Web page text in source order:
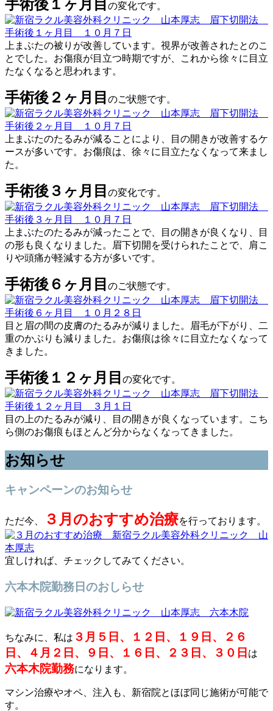
手術後１ヶ月目 の変化です。
上まぶたの被りが改善しています。視界が改善されたとのこ
とでした。お傷痕が目立つ時期ですが、これから徐々に目立
たなくなると思われます。
手術後２ヶ月目 のご状態です。
上まぶたのたるみが減ることにより、目の開きが改善するケ
ースが多いです。お傷痕は、徐々に目立たなくなって来まし
た。
手術後３ヶ月目 の変化です。
上まぶたのたるみが減ったことで、目の開きが良くなり、目
の形も良くなりました。眉下切開を受けられたことで、肩こ
りや頭痛が軽減する方が多いです。
手術後６ヶ月目 のご状態です。
目と眉の間の皮膚のたるみが減りました。眉毛が下がり、二
重のかぶりも減りました。お傷痕は徐々に目立たなくなって
きました。
手術後１２ヶ月目 の変化です。
目の上のたるみが減り、目の開きが良くなっています。こち
ら側のお傷痕もほとんど分からなくなってきました。
お知らせ
キャンペーンのお知らせ
ただ今、 ３月のおすすめ治療を行っております。
宜しければ、チェックしてみてください。
六本木院勤務日のおしらせ
ちなみに、私は ３月５日、１２日、１９日、２６
日、４月２日、９日、１６日、２３日、３０日 は
六本木院勤務になります。
マシン治療やオペ、注入も、新宿院とほぼ同じ施術が可能で
す。